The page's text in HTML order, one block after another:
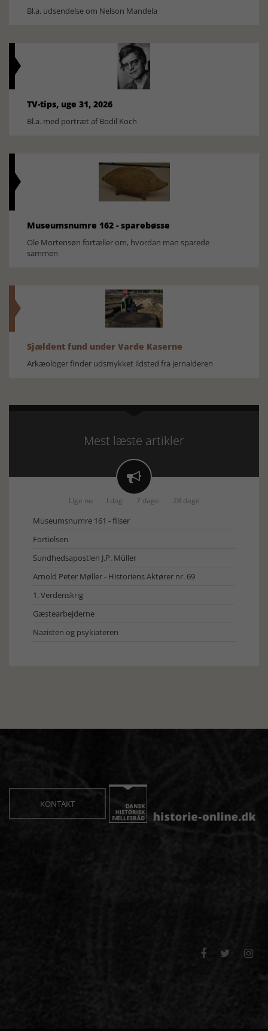
Bl.a. udsendelse om Nelson Mandela
TV-tips, uge 31, 2026
Bl.a. med portræt af Bodil Koch
Museumsnumre 162 - sparebøsse
Ole Mortensøn fortæller om, hvordan man sparede
sammen
Sjældent fund under Varde Kaserne
Arkæologer finder udsmykket ildsted fra jernalderen
Mest læste artikler

Lige nu I dag 7 dage 28 dage
Museumsnumre 161 - fliser
Fortielsen
Sundhedsapostlen J.P. Müller
Arnold Peter Møller - Historiens Aktører nr. 69
1. Verdenskrig
Gæstearbejderne
Nazisten og psykiateren
KONTAKT
  